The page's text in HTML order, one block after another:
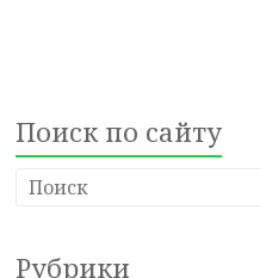
Поиск по сайту
Рубрики